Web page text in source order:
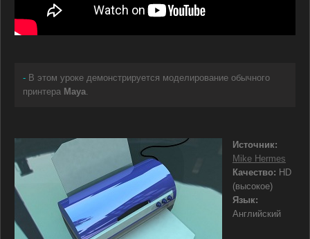
- В этом уроке демонстрируется моделирование обычного
принтера Maya.
Источник:
Mike Hermes
Качество: HD
(высокое)
Язык:
Английский